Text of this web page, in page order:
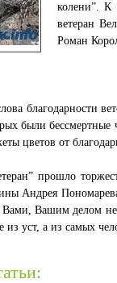
колени”. К
ветеран
Роман
благодарности
были бессмертные
цветов от
прошло
Андрея
Вашим делом
из уст, а из самых